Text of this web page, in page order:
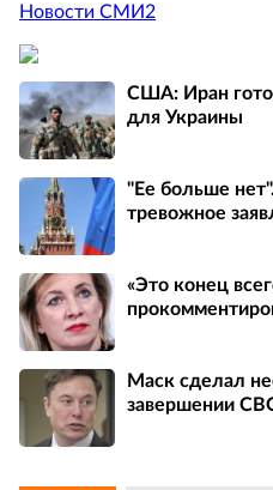
Новости СМИ2
США: Иран
для Украины
"Ее больше
тревожное
«Это конец
Маск сделал
завершении